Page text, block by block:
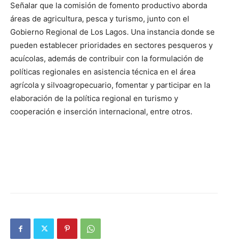
Señalar que la comisión de fomento productivo aborda
áreas de agricultura, pesca y turismo, junto con el
Gobierno Regional de Los Lagos. Una instancia donde se
pueden establecer prioridades en sectores pesqueros y
acuícolas, además de contribuir con la formulación de
políticas regionales en asistencia técnica en el área
agrícola y silvoagropecuario, fomentar y participar en la
elaboración de la política regional en turismo y
cooperación e inserción internacional, entre otros.